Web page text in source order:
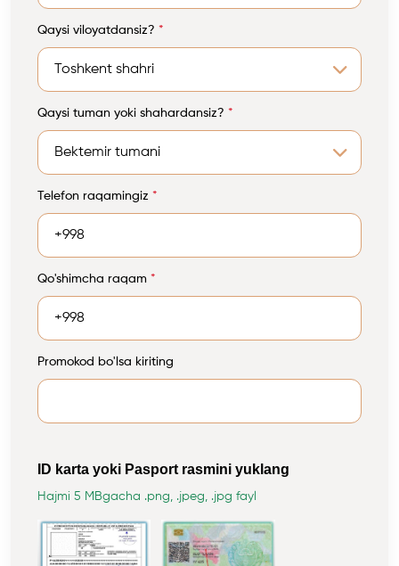
Qaysi viloyatdansiz? *
Qaysi tuman yoki shahardansiz? *
Telefon raqamingiz *
Qo'shimcha raqam *
Promokod bo'lsa kiriting
ID karta yoki Pasport rasmini yuklang
Hajmi 5 MBgacha .png, .jpeg, .jpg fayl